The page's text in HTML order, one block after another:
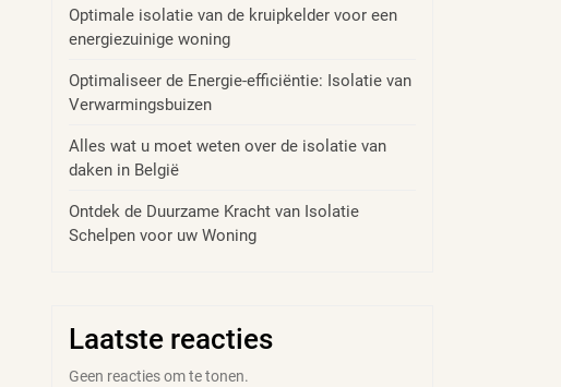
Optimale isolatie van de kruipkelder voor een
energiezuinige woning
Optimaliseer de Energie-efficiëntie: Isolatie van
Verwarmingsbuizen
Alles wat u moet weten over de isolatie van
daken in België
Ontdek de Duurzame Kracht van Isolatie
Schelpen voor uw Woning
Laatste reacties
Geen reacties om te tonen.